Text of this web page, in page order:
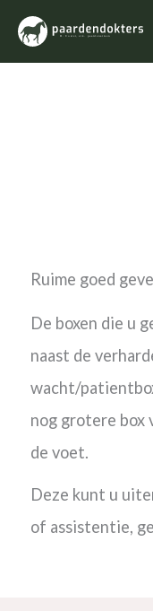
naar
Ruime goed
De boxen die u
naast de
wacht/
nog grotere box
de voet.
Deze kunt u
of assistentie,